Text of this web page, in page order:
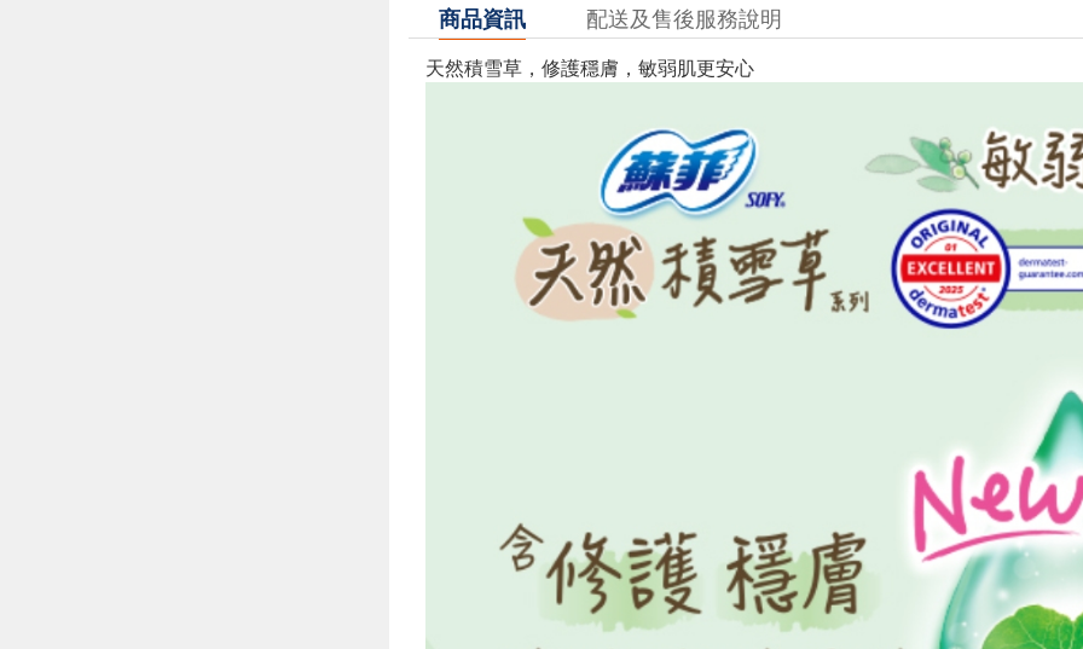
商品資訊 配送及售後服務說明
天然積雪草，修護穩膚，敏弱肌更安心